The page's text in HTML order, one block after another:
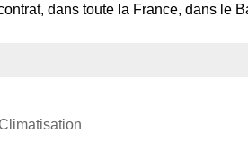
dans toute la France, dans le